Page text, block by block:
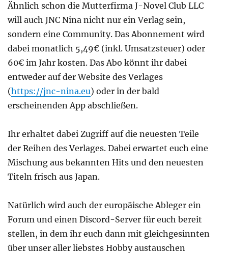
Ähnlich schon die Mutterfirma J-Novel Club LLC
will auch JNC Nina nicht nur ein Verlag sein,
sondern eine Community. Das Abonnement wird
dabei monatlich 5,49€ (inkl. Umsatzsteuer) oder
60€ im Jahr kosten. Das Abo könnt ihr dabei
entweder auf der Website des Verlages
(https://jnc-nina.eu) oder in der bald
erscheinenden App abschließen.
Ihr erhaltet dabei Zugriff auf die neuesten Teile
der Reihen des Verlages. Dabei erwartet euch eine
Mischung aus bekannten Hits und den neuesten
Titeln frisch aus Japan.
Natürlich wird auch der europäische Ableger ein
Forum und einen Discord-Server für euch bereit
stellen, in dem ihr euch dann mit gleichgesinnten
über unser aller liebstes Hobby austauschen